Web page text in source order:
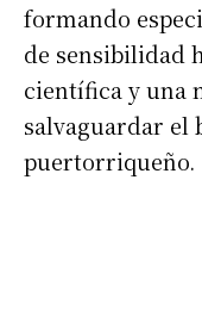
formando
de sensibilidad
científica y una
salvaguardar el
puertorriqueño.